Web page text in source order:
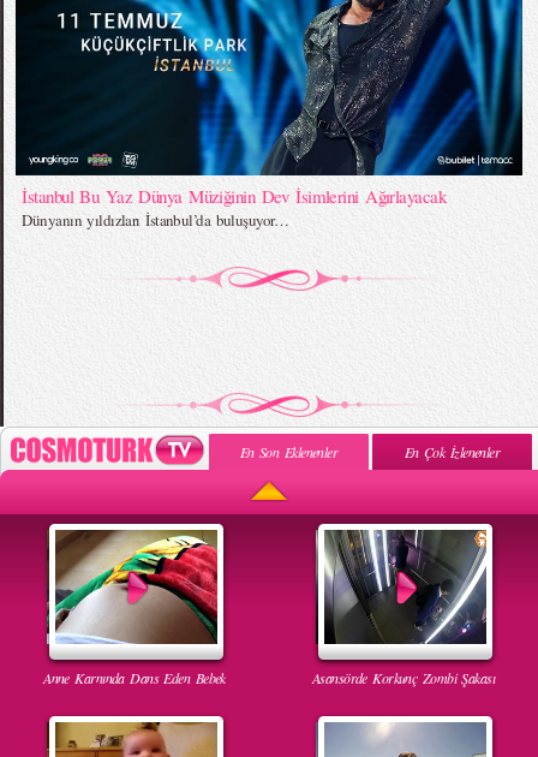
İstanbul Bu Yaz Dünya Müziğinin Dev İsimlerini Ağırlayacak
Dünyanın yıldızları İstanbul’da buluşuyor…
En Son Eklenenler En Çok İzlenenler
Anne Karnında Dans Eden Bebek Asansörde Korkunç Zombi Şakası